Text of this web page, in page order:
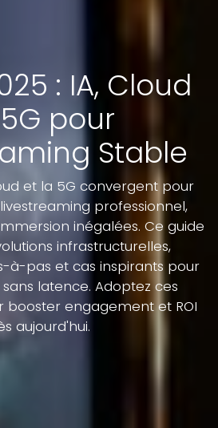
: IA, Cloud
pour
Stable
et la 5G convergent pour
professionnel,
inégalées. Ce guide
infrastructurelles,
à-pas et cas inspirants pour
latence. Adoptez ces
booster engagement et ROI
aujourd'hui.